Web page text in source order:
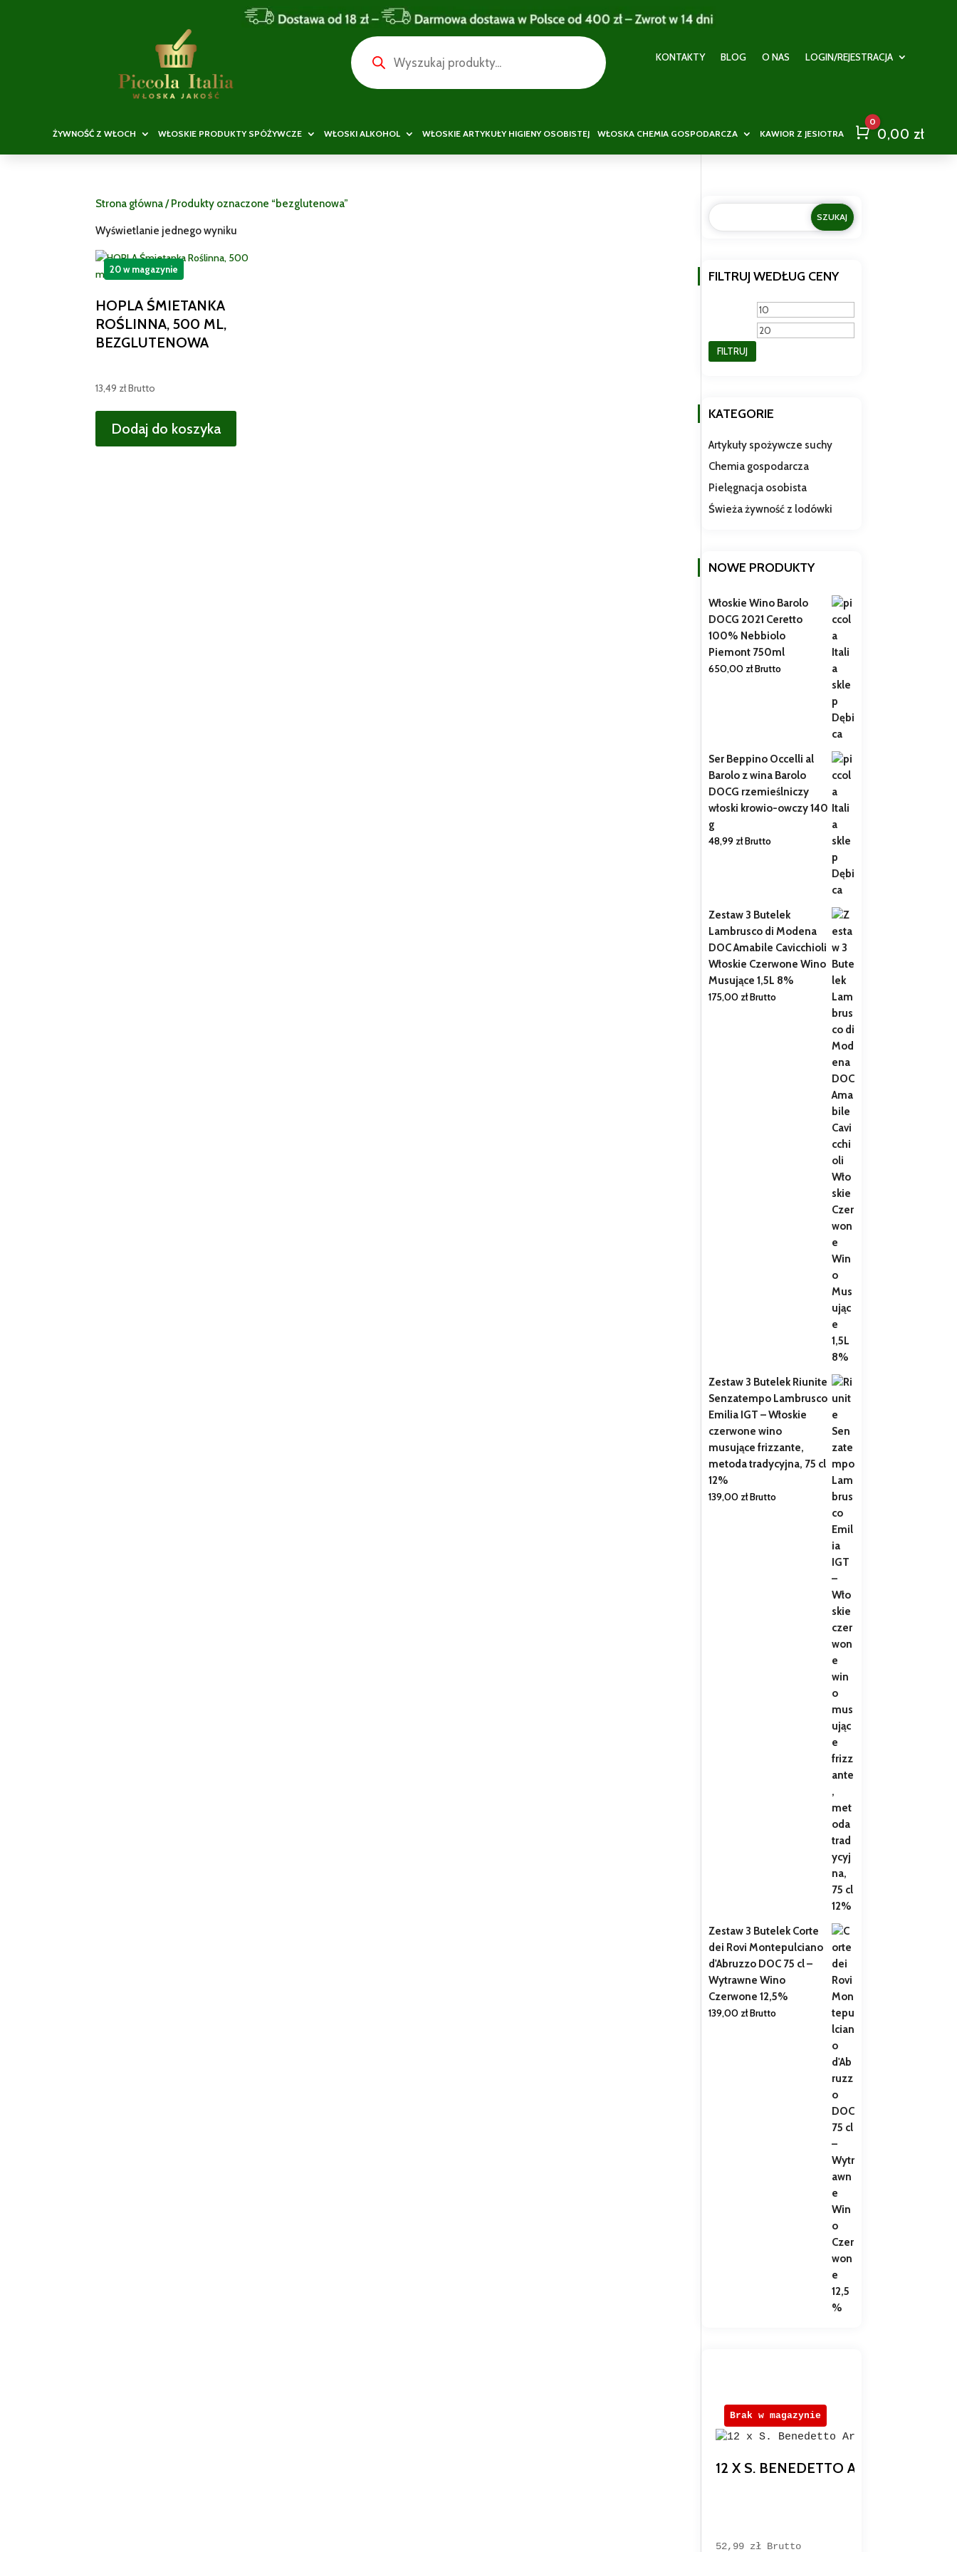
Wyszukiwarka
produktów KONTAKTY BLOG O NAS LOGIN/REJESTRACJA
ŻYWNOŚĆ Z WŁOCH WŁOSKIE PRODUKTY SPÓŻYWCZE WŁOSKI ALKOHOL WŁOSKIE ARTYKUŁY HIGIENY OSOBISTEJ WŁOSKA CHEMIA GOSPODARCZA KAWIOR Z JESIOTRA Cart
0
0,00 zł
Strona główna/ Produkty oznaczone “bezglutenowa”
Wyświetlanie jednego wyniku
HOPLA ŚMIETANKA
ROŚLINNA, 500 ML,
BEZGLUTENOWA
13,49 złBrutto
Dodaj do koszyka
20 w magazynie FILTRUJ WEDŁUG CENY
Cena
min
FILTRUJ
KATEGORIE
Artykuły spożywcze suchy
Chemia gospodarcza
Pielęgnacja osobista
Świeża żywność z lodówki
NOWE PRODUKTY
Włoskie Wino Barolo
DOCG 2021 Ceretto
100% Nebbiolo
Piemont 750ml
650,00 złBrutto
Ser Beppino Occelli al
Barolo z wina Barolo
DOCG rzemieślniczy
włoski krowio-owczy 140
g
48,99 złBrutto
Zestaw 3 Butelek
Lambrusco di Modena
DOC Amabile Cavicchioli
Włoskie Czerwone Wino
Musujące 1,5L 8%
175,00 złBrutto
Zestaw 3 Butelek Riunite
Senzatempo Lambrusco
Emilia IGT – Włoskie
czerwone wino
musujące frizzante,
metoda tradycyjna, 75 cl
12%
139,00 złBrutto
Zestaw 3 Butelek Corte
dei Rovi Montepulciano
d'Abruzzo DOC 75 cl –
Wytrawne Wino
Czerwone 12,5%
139,00 złBrutto
12 X S. BENEDETTO ARANCIA E
52,99 zł Brutto
Brak w magazynie